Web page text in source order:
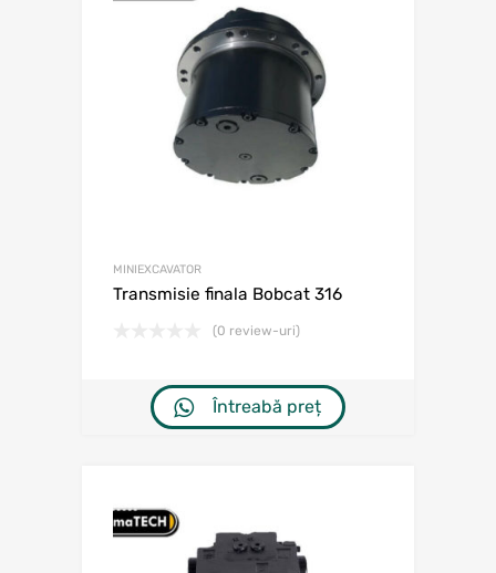
MINIEXCAVATOR
Transmisie finala Bobcat 316
(0 review-uri)
Întreabă preț